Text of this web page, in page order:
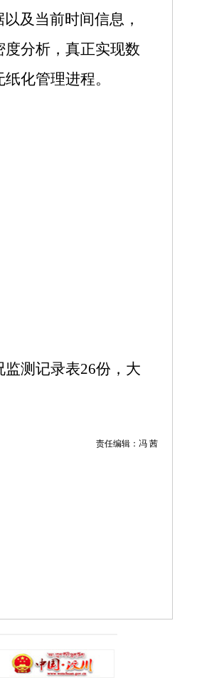
及当前时间信息，
分析，真正实现数
化管理进程。
监测记录表26份，大
责任编辑：冯 茜